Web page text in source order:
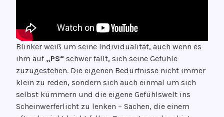
Blinker weiß um seine Individualität, auch wenn es
ihm auf „PS“ schwer fällt, sich seine Gefühle
zuzugestehen. Die eigenen Bedürfnisse nicht immer
klein zu reden, sondern sich auch einmal um sich
selbst kümmern und die eigene Gefühlswelt ins
Scheinwerferlicht zu lenken – Sachen, die einem